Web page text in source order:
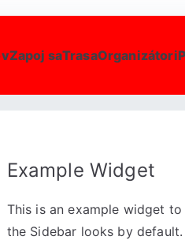
Zapoj saTrasaOrganizátori
Example Widget
This is an example widget
the Sidebar looks by default.